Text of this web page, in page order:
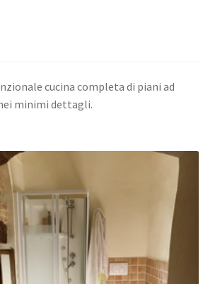
cucina completa di piani ad
minimi dettagli.